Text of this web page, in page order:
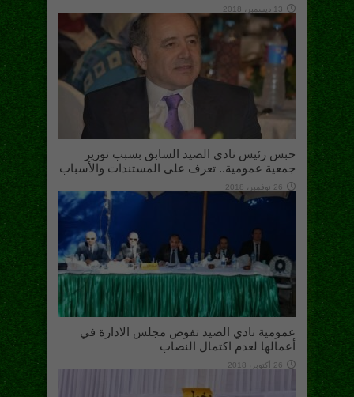
13 ديسمبر، 2018
حبس رئيس نادي الصيد السابق بسبب توزير
جمعية عمومية.. تعرف على المستندات والأسباب
26 نوفمبر، 2018
عمومية نادي الصيد تفوض مجلس الادارة في
أعمالها لعدم اكتمال النصاب
26 أكتوبر، 2018